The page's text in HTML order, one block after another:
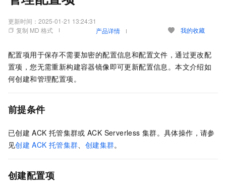
更新时间： 2025-01-21 13:24:31
复制 MD 格式
产品详情 我的收藏
配置项用于保存不需要加密的配置信息和配置文件，通过更改配
置项，您无需重新构建容器镜像即可更新配置信息。本文介绍如
何创建和管理配置项。
前提条件
已创建 ACK 托管集群或 ACK Serverless 集群。具体操作，请参
见创建 ACK 托管集群、 创建集群。
创建配置项